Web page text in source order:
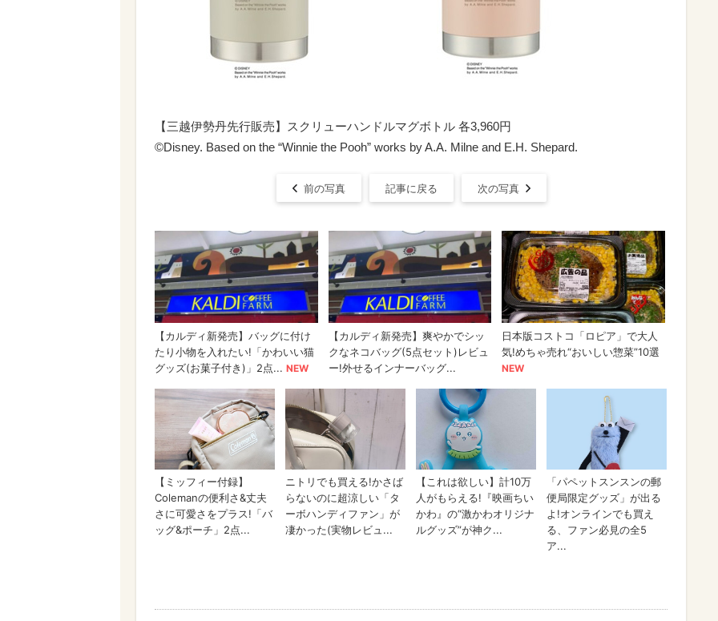
【三越伊勢丹先行販売】スクリューハンドルマグボトル 各3,960円
©Disney. Based on the “Winnie the Pooh” works by A.A. Milne and E.H. Shepard.
前の写真 記事に戻る 次の写真